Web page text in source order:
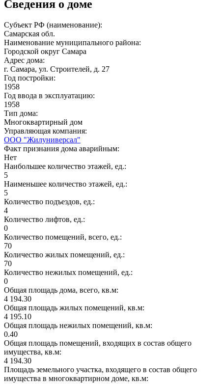
Сведения о доме
Субъект РФ (наименование):
Самарская обл.
Наименование муниципального района:
Городской округ Самара
Адрес дома:
г. Самара, ул. Строителей, д. 27
Год постройки:
1958
Год ввода в эксплуатацию:
1958
Тип дома:
Многоквартирный дом
Управляющая компания:
ООО "Жилуниверсал"
Факт признания дома аварийным:
Нет
Наибольшее количество этажей, ед.:
5
Наименьшее количество этажей, ед.:
5
Количество подъездов, ед.:
4
Количество лифтов, ед.:
0
Количество помещений, всего, ед.:
70
Количество жилых помещений, ед.:
70
Количество нежилых помещений, ед.:
0
Общая площадь дома, всего, кв.м:
4 194.30
Общая площадь жилых помещений, кв.м:
4 195.10
Общая площадь нежилых помещений, кв.м:
0.40
Общая площадь помещений, входящих в состав общего
имущества, кв.м:
4 194.30
Площадь земельного участка, входящего в состав общего
имущества в многоквартирном доме, кв.м: